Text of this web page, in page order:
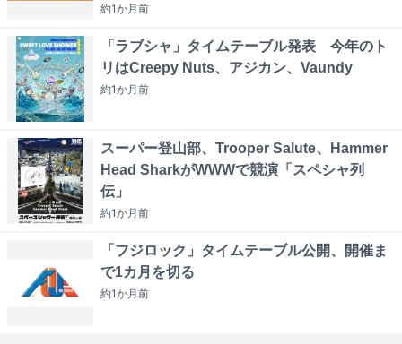
約1か月前
「ラブシャ」タイムテーブル発表 今年のト
リはCreepy Nuts、アジカン、Vaundy
約1か月前
スーパー登山部、Trooper Salute、Hammer
Head SharkがWWWで競演「スペシャ列
伝」
約1か月前
「フジロック」タイムテーブル公開、開催ま
で1カ月を切る
約1か月前